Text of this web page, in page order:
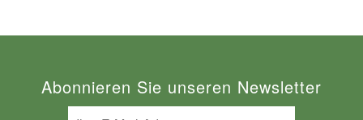
Abonnieren Sie unseren Newsletter